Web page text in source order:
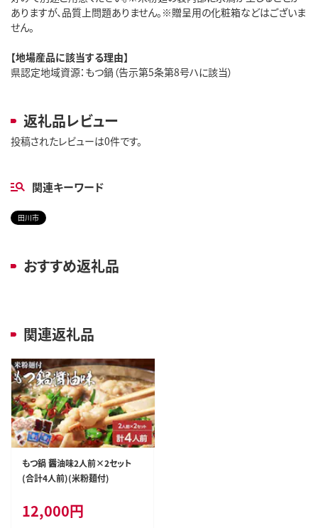
ありますが、品質上問題ありません。※贈呈用の化粧箱などはございま
せん。
【地場産品に該当する理由】
県認定地域資源：もつ鍋（告示第5条第8号ハに該当）
返礼品レビュー
投稿されたレビューは0件です。
関連キーワード
田川市
おすすめ返礼品
関連返礼品
もつ鍋 醤油味2人前×2セット
(合計4人前)(米粉麺付)
12,000円